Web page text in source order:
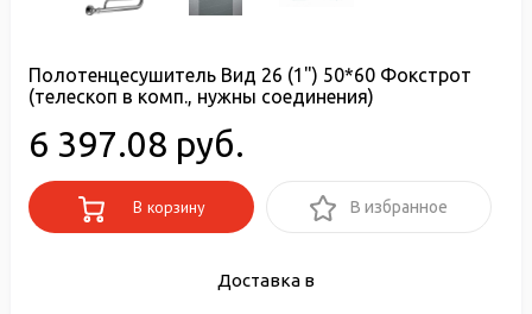
Полотенцесушитель Вид 26 (1") 50*60 Фокстрот
(телескоп в комп., нужны соединения)
6 397.08 руб.
В корзину В избранное
Доставка в